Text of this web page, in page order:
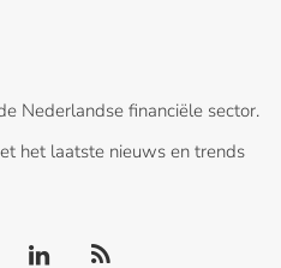
Nederlandse financiële sector.
het laatste nieuws en trends